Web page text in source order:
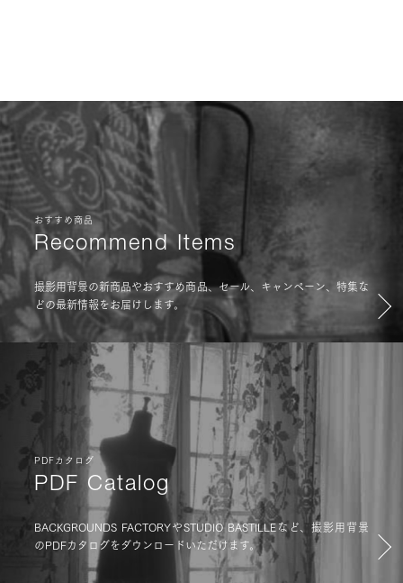
おすすめ商品
Recommend Items
撮影用背景の新商品やおすすめ商品、セール、キャンペーン、特集な
どの最新情報をお届けします。
PDFカタログ
PDF Catalog
BACKGROUNDS FACTORYやSTUDIO BASTILLEなど、撮影用背景
のPDFカタログをダウンロードいただけます。